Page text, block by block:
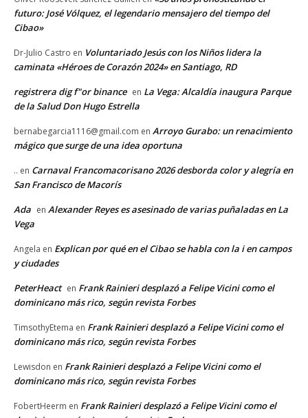
futuro: José Vólquez, el legendario mensajero del tiempo del
Cibao»
Dr-Julio Castro en Voluntariado Jesús con los Niños lidera la
caminata «Héroes de Corazón 2024» en Santiago, RD
registrera dig f"or binance en La Vega: Alcaldía inaugura Parque
de la Salud Don Hugo Estrella
bernabegarcia1116@gmail.com en Arroyo Gurabo: un renacimiento
mágico que surge de una idea oportuna
.. en Carnaval Francomacorisano 2026 desborda color y alegría en
San Francisco de Macorís
Ada en Alexander Reyes es asesinado de varias puñaladas en La
Vega
Angela en Explican por qué en el Cibao se habla con la i en campos
y ciudades
PeterHeact en Frank Rainieri desplazó a Felipe Vicini como el
dominicano más rico, según revista Forbes
TimsothyEtema en Frank Rainieri desplazó a Felipe Vicini como el
dominicano más rico, según revista Forbes
Lewisdon en Frank Rainieri desplazó a Felipe Vicini como el
dominicano más rico, según revista Forbes
FobertHeerm en Frank Rainieri desplazó a Felipe Vicini como el